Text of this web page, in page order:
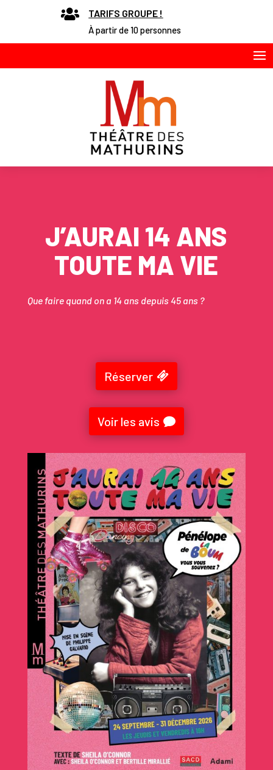
 TARIFS GROUPE !
À partir de 10 personnes
J’AURAI 14 ANS
TOUTE MA VIE
Que faire quand on a 14 ans depuis 45 ans ?
Réserver
Voir les avis